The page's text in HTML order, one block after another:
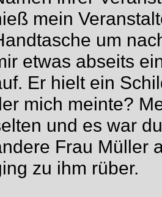
mein
um
etwas abseits
Er hielt ein
mich meinte?
und es war
Frau Müller
zu ihm rüber.